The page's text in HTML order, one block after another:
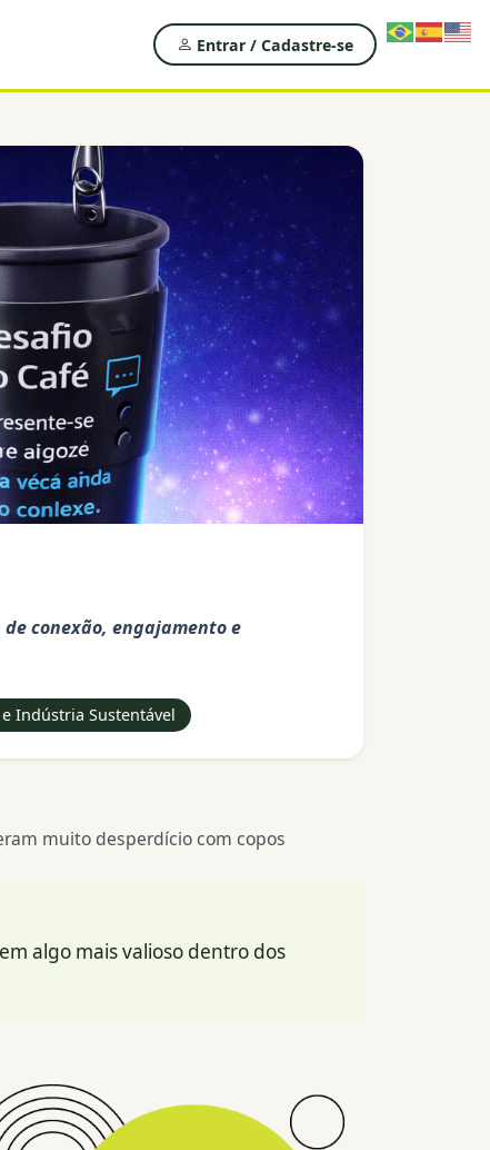
Entrar / Cadastre-se
conexão, engajamento e
Indústria Sustentável
muito desperdício com copos
algo mais valioso dentro dos